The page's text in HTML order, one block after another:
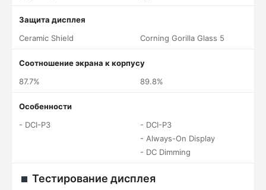
Защита дисплея
Ceramic Shield
Corning Gorilla Glass 5
Соотношение экрана к корпусу
87.7%
89.8%
Особенности
- DCI-P3
- DCI-P3
- Always-On Display
- DC Dimming
Тестирование дисплея